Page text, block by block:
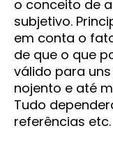
o conceito de
subjetivo.
em conta o
de que o que
válido para
nojento e até
Tudo
referências etc.